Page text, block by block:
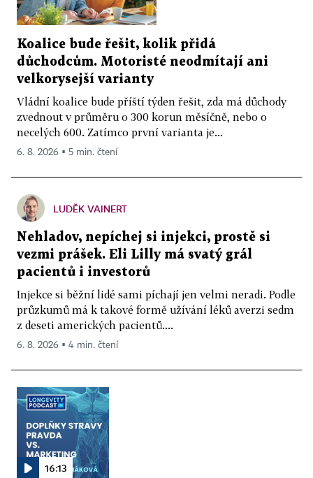
Koalice bude řešit, kolik přidá
důchodcům. Motoristé neodmítají ani
velkorysejší varianty
Vládní koalice bude příští týden řešit, zda má důchody
zvednout v průměru o 300 korun měsíčně, nebo o
necelých 600. Zatímco první varianta je...
6. 8. 2026 ▪ 5 min. čtení
LUDĚK VAINERT
Nehladov, nepíchej si injekci, prostě si
vezmi prášek. Eli Lilly má svatý grál
pacientů i investorů
Injekce si běžní lidé sami píchají jen velmi neradi. Podle
průzkumů má k takové formě užívání léků averzi sedm
z deseti amerických pacientů....
6. 8. 2026 ▪ 4 min. čtení
16:13